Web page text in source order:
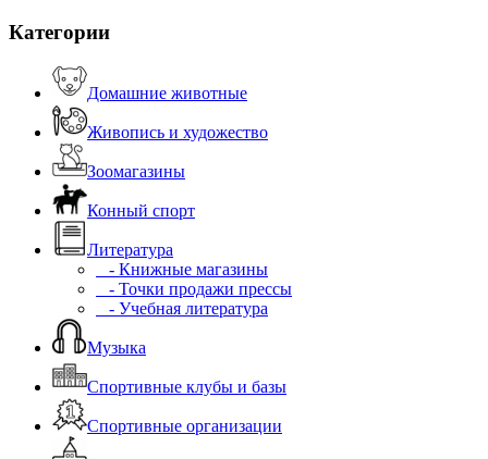
Категории
Домашние животные
Живопись и художество
Зоомагазины
Конный спорт
Литература
- Книжные магазины
- Точки продажи прессы
- Учебная литература
Музыка
Спортивные клубы и базы
Спортивные организации